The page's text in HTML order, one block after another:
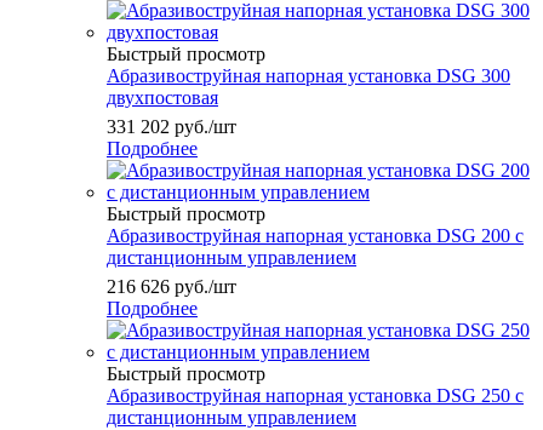
Быстрый просмотр
Абразивоструйная напорная установка DSG 300
двухпостовая
331 202 руб./шт
Подробнее
Быстрый просмотр
Абразивоструйная напорная установка DSG 200 с
дистанционным управлением
216 626 руб./шт
Подробнее
Быстрый просмотр
Абразивоструйная напорная установка DSG 250 с
дистанционным управлением